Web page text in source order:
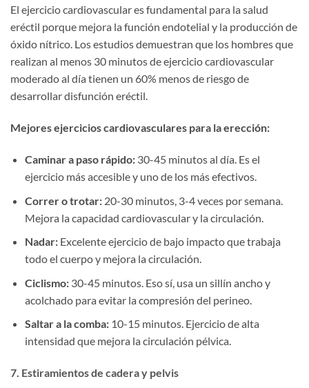
El ejercicio cardiovascular es fundamental para la salud
eréctil porque mejora la función endotelial y la producción de
óxido nítrico. Los estudios demuestran que los hombres que
realizan al menos 30 minutos de ejercicio cardiovascular
moderado al día tienen un 60% menos de riesgo de
desarrollar disfunción eréctil.
Mejores ejercicios cardiovasculares para la erección:
Caminar a paso rápido:30-45 minutos al día. Es el
ejercicio más accesible y uno de los más efectivos.
Correr o trotar:20-30 minutos, 3-4 veces por semana.
Mejora la capacidad cardiovascular y la circulación.
Nadar:Excelente ejercicio de bajo impacto que trabaja
todo el cuerpo y mejora la circulación.
Ciclismo:30-45 minutos. Eso sí, usa un sillín ancho y
acolchado para evitar la compresión del perineo.
Saltar a la comba:10-15 minutos. Ejercicio de alta
intensidad que mejora la circulación pélvica.
7. Estiramientos de cadera y pelvis